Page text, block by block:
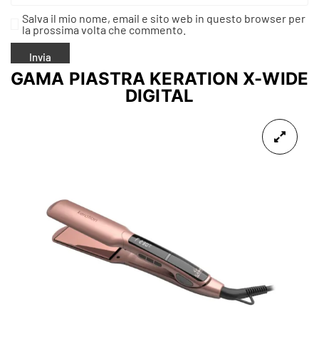
Salva il mio nome, email e sito web in questo browser per
la prossima volta che commento.
GAMA PIASTRA KERATION X-WIDE
DIGITAL